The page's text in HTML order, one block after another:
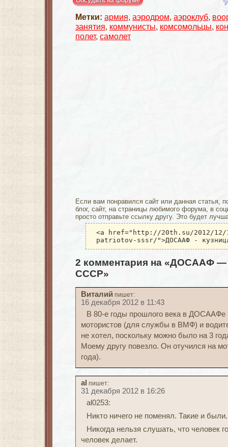
Метки: армия, аэродром, аэроклуб,
занятия, коммунисты, комсомольцы,
полет, самолет
Если вам понравился сайт или данная статья,
блог, сайт, на страницы любимого форума, в
просто отправьте ссылку другу. Это будет
<a href="http://20th.su/2012/12/
patriotov-sssr/">ДОСААФ -
2 комментария на «ДОСААФ —
СССР»
Виталий пишет:
16 декабря 2012 в 11:43
В 80-е годы прошлого века в ДОСААФе
мотористов (для службы в ВМФ) и
не хотел, поскольку можно было на 3
Моему другу повезло. Он отучился на
года).
al пишет:
31 декабря 2012 в 16:26
al0253:
Никто ничего не поменял. Такие и были.
Никогда нельзя слушать, что человек
человек делает.